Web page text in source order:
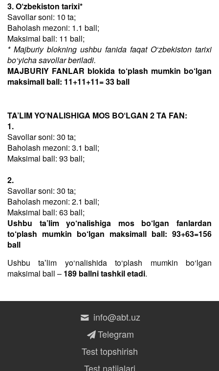
3. O‘zbekiston tarixi*
Savollar soni: 10 ta;
Baholash mezoni: 1.1 ball;
Maksimal ball: 11 ball;
* Majburiy blokning ushbu fanida faqat O‘zbekiston tarixi
bo‘yicha savollar beriladi.
MAJBURIY FANLAR blokida to‘plash mumkin bo‘lgan
maksimall ball: 11+11+11= 33 ball
TA’LIM YO‘NALISHIGA MOS BO‘LGAN 2 TA FAN:
1.
Savollar soni: 30 ta;
Baholash mezoni: 3.1 ball;
Maksimal ball: 93 ball;
2.
Savollar soni: 30 ta;
Baholash mezoni: 2.1 ball;
Maksimal ball: 63 ball;
Ushbu ta’lim yo‘nalishiga mos bo‘lgan fanlardan
to‘plash mumkin bo‘lgan maksimall ball: 93+63=156
ball
Ushbu taʼlim yo‘nalishida to‘plash mumkin bo‘lgan
maksimal ball – 189 ballni tashkil etadi.
info@abt.uz
Telegram
Test topshirish
Test natijalari